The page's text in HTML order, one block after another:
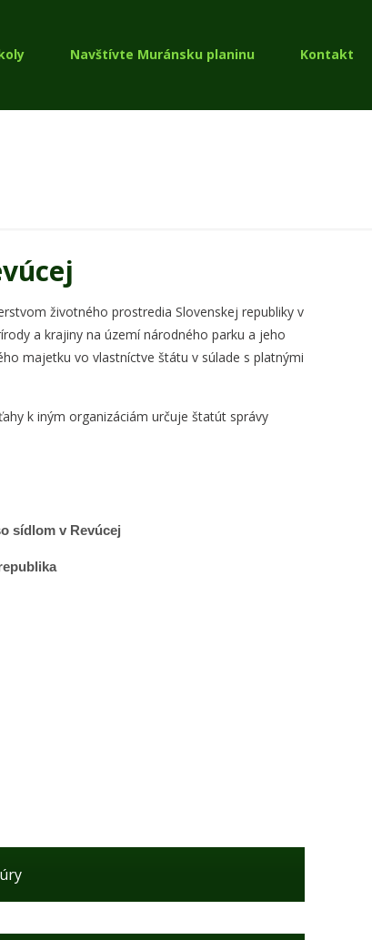
Navštívte Muránsku planinu Kontakt
životného prostredia Slovenskej republiky v
a krajiny na území národného parku a jeho
majetku vo vlastníctve štátu v súlade s platnými
k iným organizáciám určuje štatút správy
sídlom v Revúcej